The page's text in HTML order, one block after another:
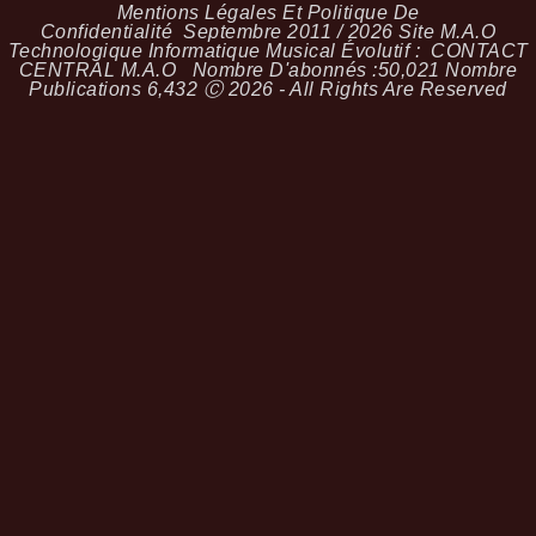
Mentions Légales Et Politique De
Confidentialité Septembre 2011 / 2026 Site M.A.O
Technologique Informatique Musical Évolutif : CONTACT
CENTRAL M.A.O Nombre D'abonnés :50,021 Nombre
Publications 6,432 Ⓒ 2026 - All Rights Are Reserved